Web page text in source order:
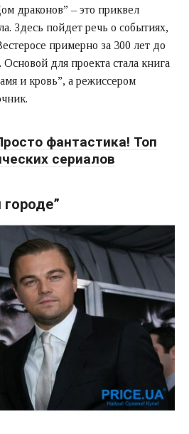
драконов” – это приквел
Здесь пойдет речь о событиях,
примерно за 300 лет до
для проекта стала книга
и кровь”, а режиссером
фантастика! Топ
сериалов